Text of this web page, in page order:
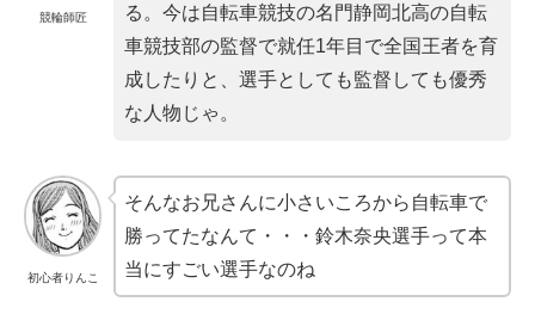
競輪師匠
る。今は自転車競技の名門静岡北高の自転
車競技部の監督で就任1年目で全国王者を育
成したりと、選手としても監督しても優秀
な人物じゃ。
初心者りんこ
そんなお兄さんに小さいころから自転車で
勝ってたなんて・・・鈴木奈央選手って本
当にすごい選手なのね